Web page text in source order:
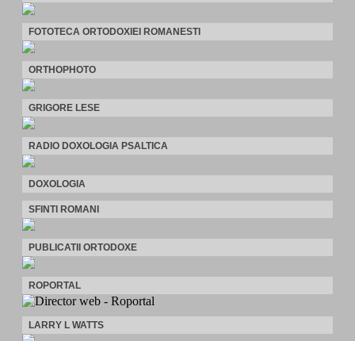
FOTOTECA ORTODOXIEI ROMANESTI
ORTHOPHOTO
GRIGORE LESE
RADIO DOXOLOGIA PSALTICA
DOXOLOGIA
SFINTI ROMANI
PUBLICATII ORTODOXE
ROPORTAL
LARRY L WATTS